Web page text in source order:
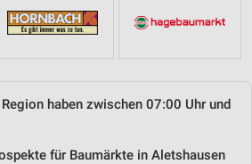
haben zwischen 07:00 Uhr und
für Baumärkte in Aletshausen